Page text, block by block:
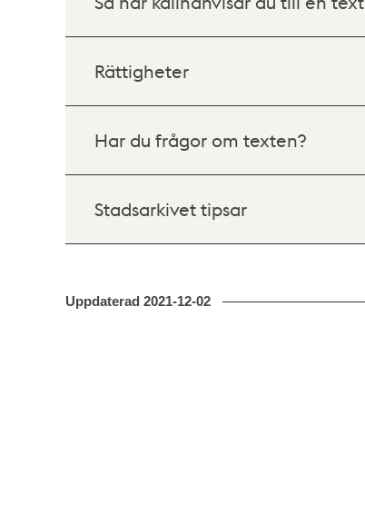
Rättigheter
Har du frågor om texten?
Stadsarkivet tipsar
Uppdaterad 2021-12-02